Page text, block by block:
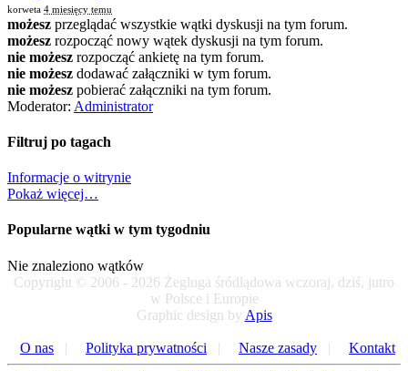
korweta 4 miesięcy temu
możesz przeglądać wszystkie wątki dyskusji na tym forum.
możesz rozpocząć nowy wątek dyskusji na tym forum.
nie możesz rozpocząć ankietę na tym forum.
nie możesz dodawać załączniki w tym forum.
nie możesz pobierać załączniki na tym forum.
Moderator: Administrator
Filtruj po tagach
Informacje o witrynie
Pokaż więcej…
Popularne wątki w tym tygodniu
Nie znaleziono wątków
Copyright © 2006 - 2026 Żegluga śródlądowa wczoraj, dziś, jutro
w Polsce i Europie
Graphic design by Apis
O nas | Polityka prywatności | Nasze zasady | Kontakt